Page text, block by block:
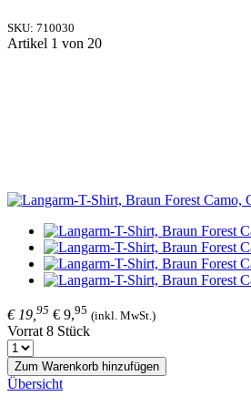
SKU: 710030
Artikel 1 von 20
€ 19, 95 € 9,95 (inkl. MwSt.)
Vorrat 8 Stück
Zum Warenkorb hinzufügen
Übersicht